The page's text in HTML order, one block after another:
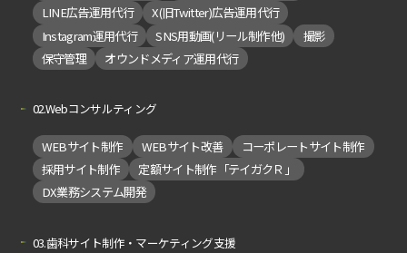
LINE広告運用代行
X(旧Twitter)広告運用代行
Instagram運用代行
SNS用動画(リール制作他)
撮影
保守管理
オウンドメディア運用代行
02.Webコンサルティング
WEBサイト制作 WEBサイト改善
コーポレートサイト制作
採用サイト制作
定額サイト制作「テイガクＲ」
DX業務システム開発
03.歯科サイト制作・マーケティング支援